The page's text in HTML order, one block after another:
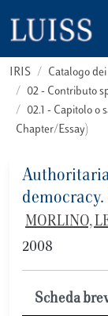
IRIS
Catalogo
02 - Contributo
02.1 - Capitolo o
Chapter/Essay)
MORLINO,
2008
Scheda